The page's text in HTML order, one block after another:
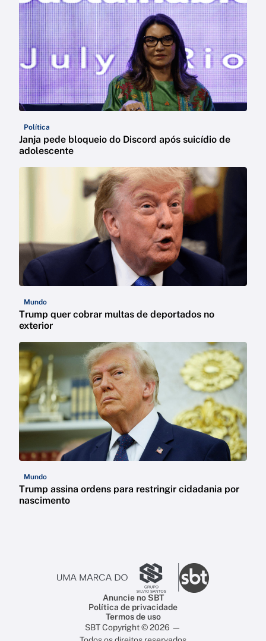
Política
Janja pede bloqueio do Discord após suicídio de
adolescente
Mundo
Trump quer cobrar multas de deportados no
exterior
Mundo
Trump assina ordens para restringir cidadania por
nascimento
Anuncie no SBT
Política de privacidade
Termos de uso
SBT Copyright © 2026 —